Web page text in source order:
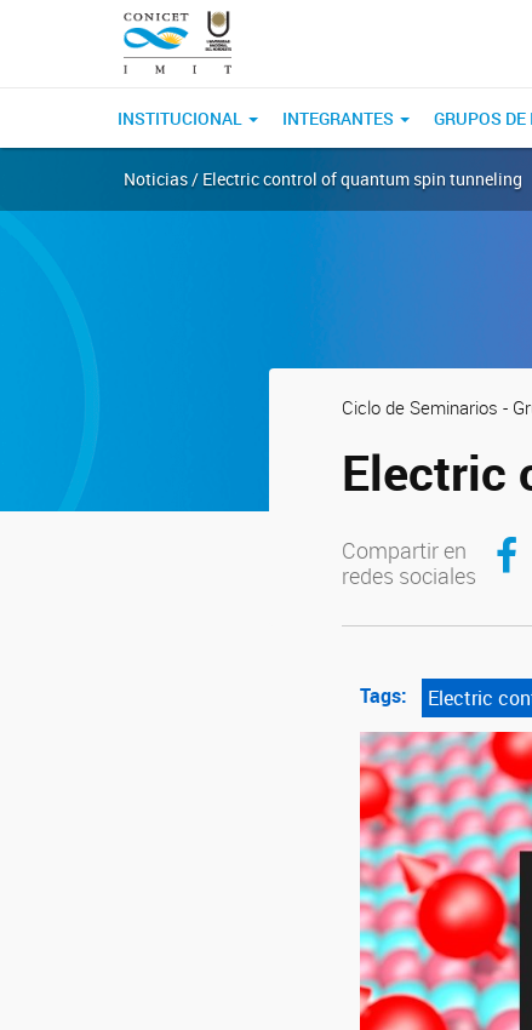
INSTITUCIONAL INTEGRANTES GRUPOS
Noticias / Electric control of quantum spin tunneling
Ciclo de Seminarios -
Electric
Compartir en
redes sociales
Tags: Electric